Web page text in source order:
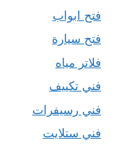
فتح ابواب
فتح سيارة
فلاتر مياه
فني تكييف
فني رسيفرات
فني ستلايت